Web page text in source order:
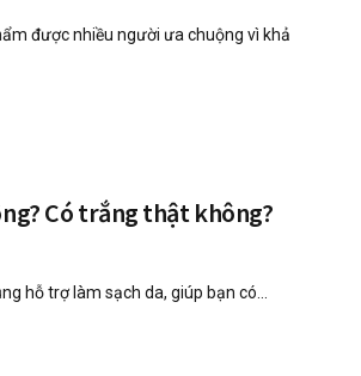
được nhiều người ưa chuộng vì khả
Có trắng thật không?
hỗ trợ làm sạch da, giúp bạn có...